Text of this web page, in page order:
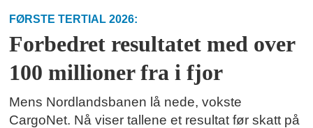
FØRSTE TERTIAL 2026:
Forbedret resultatet med over
100 millioner fra i fjor
Mens Nordlandsbanen lå nede, vokste
CargoNet. Nå viser tallene et resultat før skatt på